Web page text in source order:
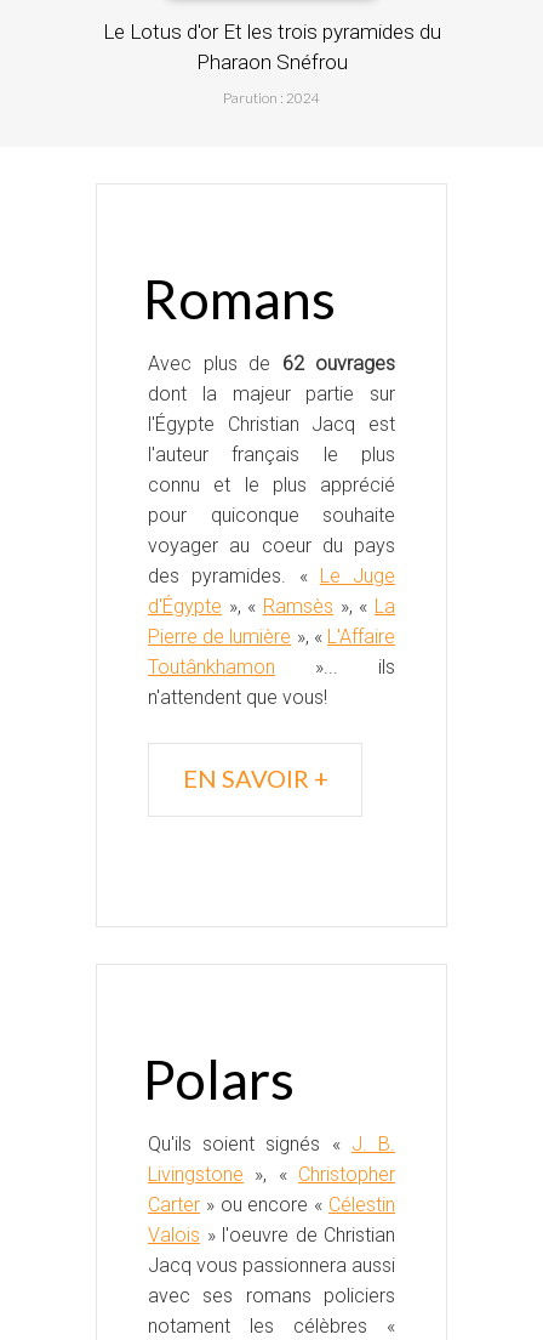
Le Lotus d'or Et les trois pyramides du
Pharaon Snéfrou
Parution : 2024
Romans
Avec plus de 62 ouvrages
dont la majeur partie sur
l'Égypte Christian Jacq est
l'auteur français le plus
connu et le plus apprécié
pour quiconque souhaite
voyager au coeur du pays
des pyramides. «
Le Juge
d'Égypte », « Ramsès », « La
Pierre de lumière », « L'Affaire
Toutânkhamon »... ils
n'attendent que vous!
EN SAVOIR +
Polars
Qu'ils soient signés « J. B.
Livingstone », « Christopher
Carter » ou encore « Célestin
Valois » l'oeuvre de Christian
Jacq vous passionnera aussi
avec ses romans policiers
notament les célèbres «